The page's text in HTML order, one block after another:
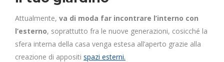
Attualmente, va di moda far incontrare l’interno con
l’esterno, soprattutto fra le nuove generazioni, cosicché la
sfera interna della casa venga estesa all’aperto grazie alla
creazione di appositi spazi esterni.